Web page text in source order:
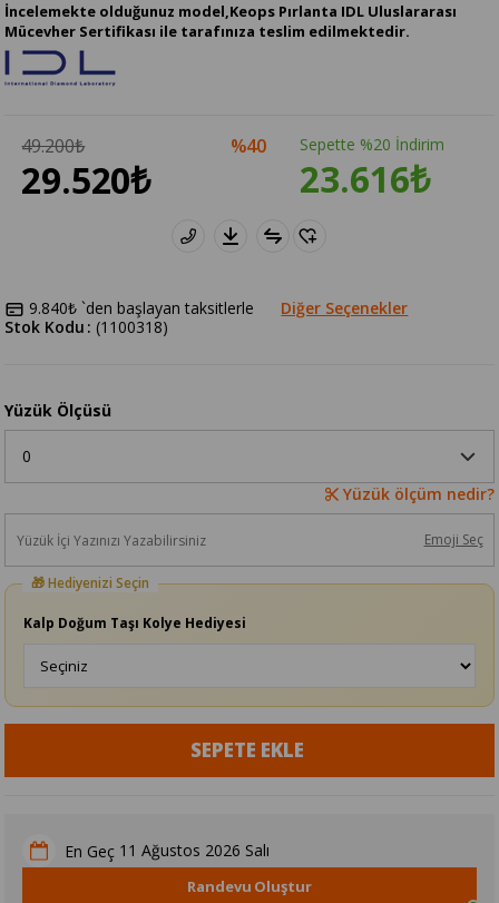
İncelemekte olduğunuz model,Keops Pırlanta IDL Uluslararası
Mücevher Sertifikası ile tarafınıza teslim edilmektedir.
49.200₺
29.520₺
40 Sepette %20 İndirim
23.616₺
9.840₺ `den başlayan taksitlerle
Diğer Seçenekler
(1100318)
Stok Kodu
Yüzük Ölçüsü
Yüzük ölçüm nedir?
Emoji Seç
Kalp Doğum Taşı Kolye Hediyesi
En Geç 11 Ağustos 2026 Salı
Randevu Oluştur